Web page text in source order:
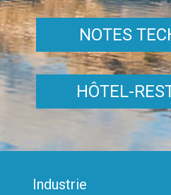
NOTES
HÔTEL-
Industrie